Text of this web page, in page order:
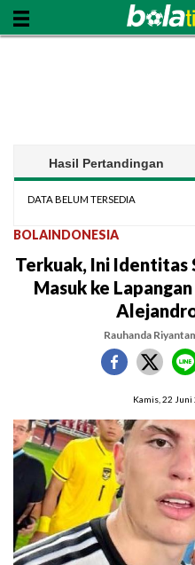
Hasil Pertandingan
DATA BELUM TERSEDIA
BOLAINDONESIA
Terkuak, Ini
Masuk ke
Rauhanda
Kamis, 22